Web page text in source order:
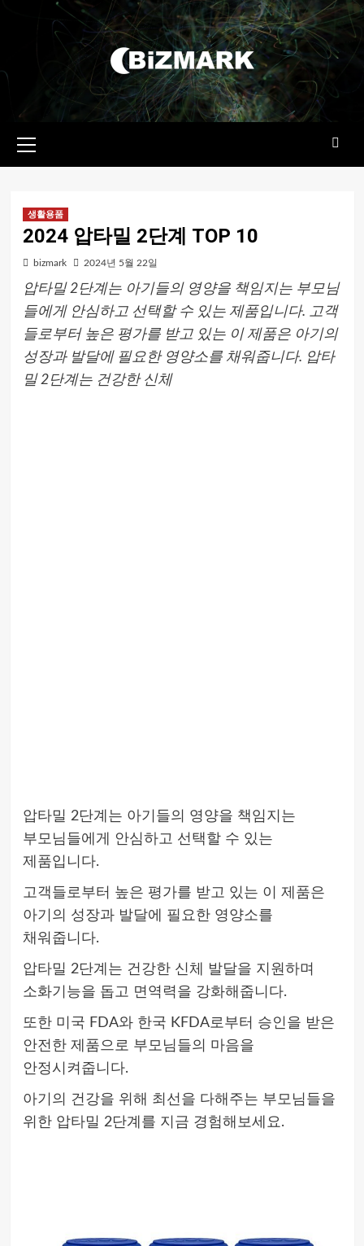
메뉴
생활용품
2024 압타밀 2단계 TOP 10
bizmark 2024년 5월 22일
압타밀 2단계는 아기들의 영양을 책임지는 부모님
들에게 안심하고 선택할 수 있는 제품입니다. 고객
들로부터 높은 평가를 받고 있는 이 제품은 아기의
성장과 발달에 필요한 영양소를 채워줍니다. 압타
밀 2단계는 건강한 신체
압타밀 2단계는 아기들의 영양을 책임지는
부모님들에게 안심하고 선택할 수 있는
제품입니다.
고객들로부터 높은 평가를 받고 있는 이 제품은
아기의 성장과 발달에 필요한 영양소를
채워줍니다.
압타밀 2단계는 건강한 신체 발달을 지원하며
소화기능을 돕고 면역력을 강화해줍니다.
또한 미국 FDA와 한국 KFDA로부터 승인을 받은
안전한 제품으로 부모님들의 마음을
안정시켜줍니다.
아기의 건강을 위해 최선을 다해주는 부모님들을
위한 압타밀 2단계를 지금 경험해보세요.